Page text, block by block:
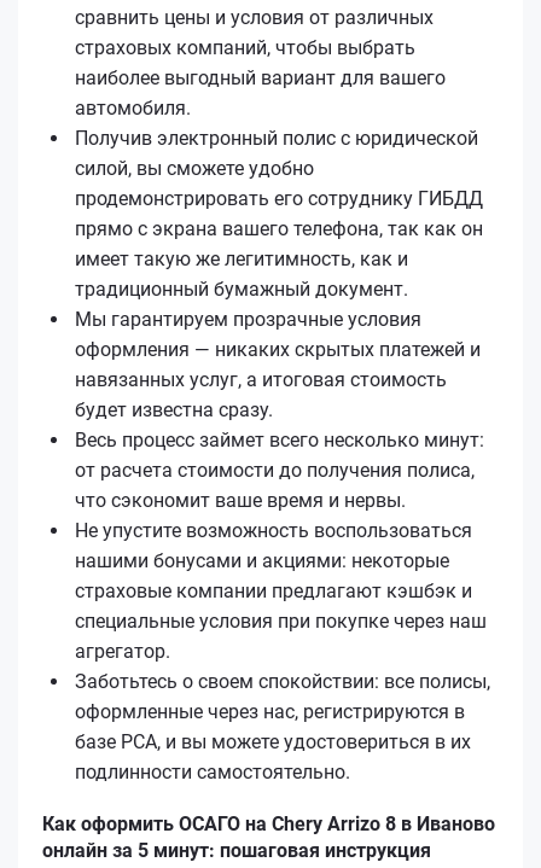
сравнить цены и условия от различных
страховых компаний, чтобы выбрать
наиболее выгодный вариант для вашего
автомобиля.
Получив электронный полис с юридической
силой, вы сможете удобно
продемонстрировать его сотруднику ГИБДД
прямо с экрана вашего телефона, так как он
имеет такую же легитимность, как и
традиционный бумажный документ.
Мы гарантируем прозрачные условия
оформления — никаких скрытых платежей и
навязанных услуг, а итоговая стоимость
будет известна сразу.
Весь процесс займет всего несколько минут:
от расчета стоимости до получения полиса,
что сэкономит ваше время и нервы.
Не упустите возможность воспользоваться
нашими бонусами и акциями: некоторые
страховые компании предлагают кэшбэк и
специальные условия при покупке через наш
агрегатор.
Заботьтесь о своем спокойствии: все полисы,
оформленные через нас, регистрируются в
базе РСА, и вы можете удостовериться в их
подлинности самостоятельно.
Как оформить ОСАГО на Chery Arrizo 8 в Иваново
онлайн за 5 минут: пошаговая инструкция